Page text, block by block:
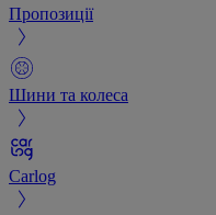
Пропозиції
Шини та колеса
Carlog